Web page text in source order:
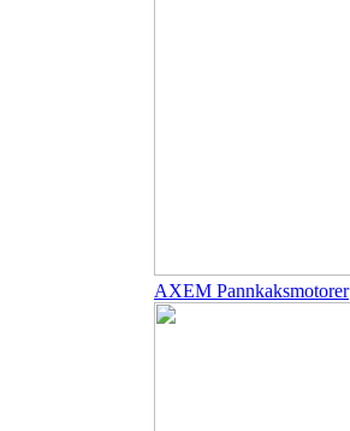
AXEM Pannkaksmotorer